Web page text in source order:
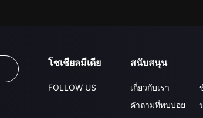
โซเชียลมีเดีย
FOLLOW US
สนับสนุน
เกี่ยวกับเรา
คำถามที่พบบ่อย